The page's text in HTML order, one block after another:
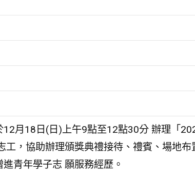
月18日(日)上午9點至12點30分 辦理「
工，協助辦理頒獎典禮接待、禮賓、場地
青年學子志 願服務經歷。